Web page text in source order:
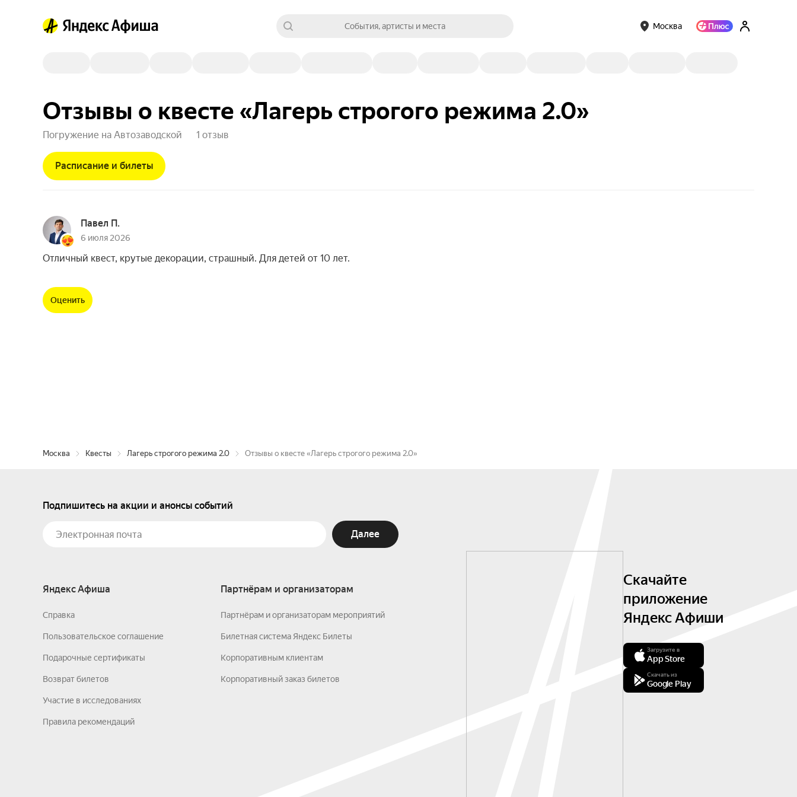
События, артисты и места Москва
Отзывы о квесте «Лагерь строгого режима 2.0»
Погружение на Автозаводской 1 отзыв
Расписание и билеты
Павел П.
6 июля 2026
Отличный квест, крутые декорации, страшный. Для детей от 10 лет.
Оценить
Москва Квесты Лагерь строгого режима 2.0 Отзывы о квесте «Лагерь строгого режима 2.0»
Подпишитесь на акции и анонсы событий
Далее
Яндекс Афиша
Справка
Пользовательское соглашение
Подарочные сертификаты
Возврат билетов
Участие в исследованиях
Правила рекомендаций
Партнёрам и организаторам
Партнёрам и организаторам мероприятий
Билетная система Яндекс Билеты
Корпоративным клиентам
Корпоративный заказ билетов
Скачайте
приложение
Яндекс Афиши
Загрузите в
App Store
Скачать из
Google Play